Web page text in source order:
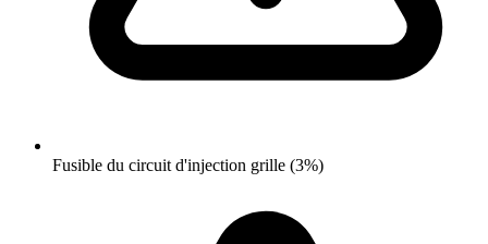
Fusible du circuit d'injection grille (3%)